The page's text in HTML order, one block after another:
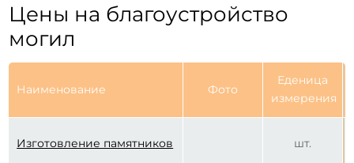
Цены на благоустройство
могил
Наименование Фото
Еденица
измерения
Изготовление памятников шт.